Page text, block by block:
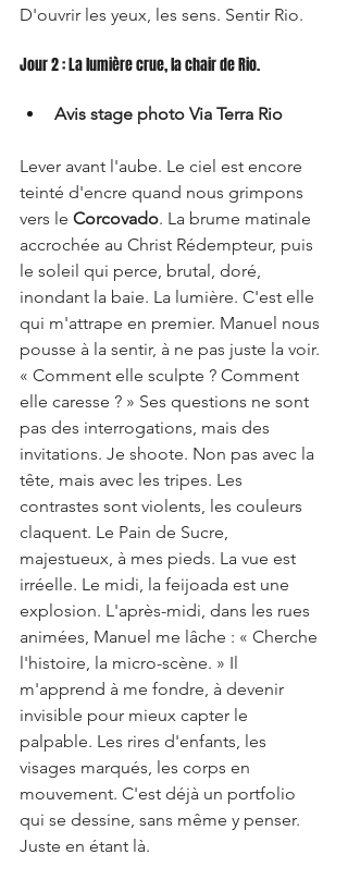
D'ouvrir les yeux, les sens. Sentir Rio.
Jour 2 : La lumière crue, la chair de Rio.
Avis stage photo Via Terra Rio
Lever avant l'aube. Le ciel est encore
teinté d'encre quand nous grimpons
vers le Corcovado. La brume matinale
accrochée au Christ Rédempteur, puis
le soleil qui perce, brutal, doré,
inondant la baie. La lumière. C'est elle
qui m'attrape en premier. Manuel nous
pousse à la sentir, à ne pas juste la voir.
« Comment elle sculpte ? Comment
elle caresse ? » Ses questions ne sont
pas des interrogations, mais des
invitations. Je shoote. Non pas avec la
tête, mais avec les tripes. Les
contrastes sont violents, les couleurs
claquent. Le Pain de Sucre,
majestueux, à mes pieds. La vue est
irréelle. Le midi, la feijoada est une
explosion. L'après-midi, dans les rues
animées, Manuel me lâche : « Cherche
l'histoire, la micro-scène. » Il
m'apprend à me fondre, à devenir
invisible pour mieux capter le
palpable. Les rires d'enfants, les
visages marqués, les corps en
mouvement. C'est déjà un portfolio
qui se dessine, sans même y penser.
Juste en étant là.